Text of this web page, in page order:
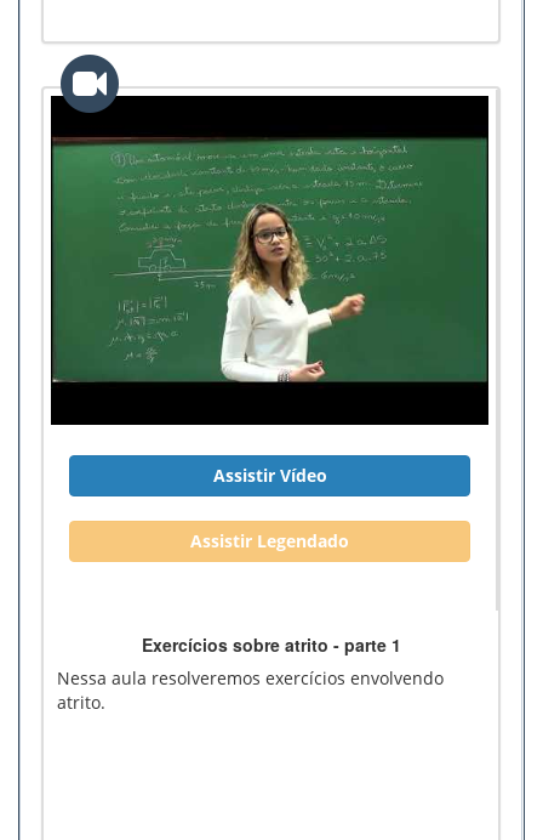
Assistir Vídeo
Assistir Legendado
Exercícios sobre atrito - parte 1
Nessa aula resolveremos exercícios envolvendo
atrito.